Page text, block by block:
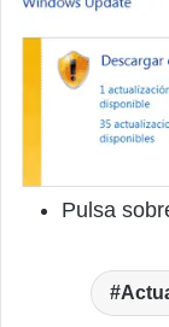
Pulsa